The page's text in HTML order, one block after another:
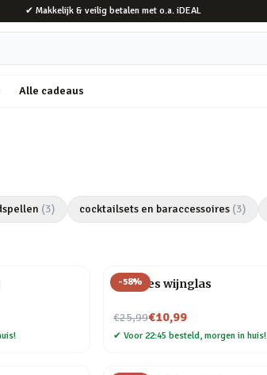
✔ Makkelijk & veilig betalen met o.a. iDEAL
Alle cadeaus
(3) cocktailsets en baraccessoires (3)
-58%
Wijnfles wijnglas
€25,99
Nu voor€10,99
✔ Voor 22:45 besteld, morgen in huis!